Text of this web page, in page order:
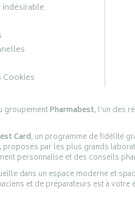
Cookies
groupementPharmabest, l’un des
Card, un programme de fidélité
par les plus grands
personnalisé et des conseils
dans un espace moderne et
et de préparateurs est à